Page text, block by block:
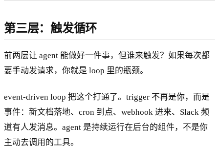
第三层：触发循环
前两层让 agent 能做好一件事，但谁来触发？如果每次都
要手动发请求，你就是 loop 里的瓶颈。
event-driven loop 把这个打通了。trigger 不再是你，而是
事件：新文档落地、cron 到点、webhook 进来、Slack 频
道有人发消息。agent 是持续运行在后台的组件，不是你
主动去调用的工具。